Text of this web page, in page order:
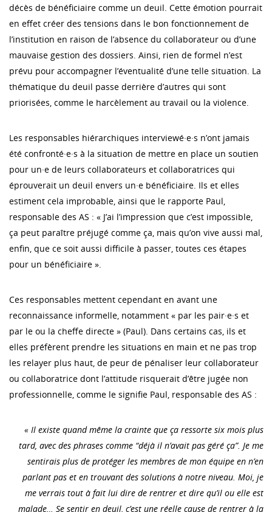
décès de bénéficiaire comme un deuil. Cette émotion pourrait
en effet créer des tensions dans le bon fonctionnement de
l’institution en raison de l’absence du collaborateur ou d’une
mauvaise gestion des dossiers. Ainsi, rien de formel n’est
prévu pour accompagner l’éventualité d’une telle situation. La
thématique du deuil passe derrière d’autres qui sont
priorisées, comme le harcèlement au travail ou la violence.
Les responsables hiérarchiques interviewé·e·s n’ont jamais
été confronté·e·s à la situation de mettre en place un soutien
pour un·e de leurs collaborateurs et collaboratrices qui
éprouverait un deuil envers un·e bénéficiaire. Ils et elles
estiment cela improbable, ainsi que le rapporte Paul,
responsable des AS : « J’ai l’impression que c’est impossible,
ça peut paraître préjugé comme ça, mais qu’on vive aussi mal,
enfin, que ce soit aussi difficile à passer, toutes ces étapes
pour un bénéficiaire ».
Ces responsables mettent cependant en avant une
reconnaissance informelle, notamment « par les pair·e·s et
par le ou la cheffe directe » (Paul). Dans certains cas, ils et
elles préfèrent prendre les situations en main et ne pas trop
les relayer plus haut, de peur de pénaliser leur collaborateur
ou collaboratrice dont l’attitude risquerait d’être jugée non
professionnelle, comme le signifie Paul, responsable des AS :
« Il existe quand même la crainte que ça ressorte six mois plus
tard, avec des phrases comme “déjà il n’avait pas géré ça”. Je me
sentirais plus de protéger les membres de mon équipe en n’en
parlant pas et en trouvant des solutions à notre niveau. Moi, je
me verrais tout à fait lui dire de rentrer et dire qu’il ou elle est
malade… Se sentir en deuil, c’est une réelle cause de rentrer à la